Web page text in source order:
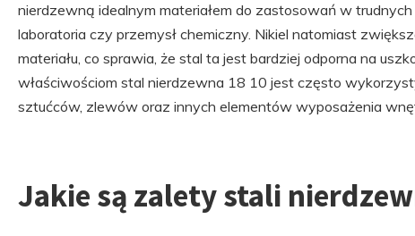
nierdzewną idealnym materiałem do zastosowań w trudnych
laboratoria czy przemysł chemiczny. Nikiel natomiast
materiału, co sprawia, że stal ta jest bardziej odporna na
właściwościom stal nierdzewna 18 10 jest często
sztućców, zlewów oraz innych elementów wyposażenia
Jakie są zalety stali